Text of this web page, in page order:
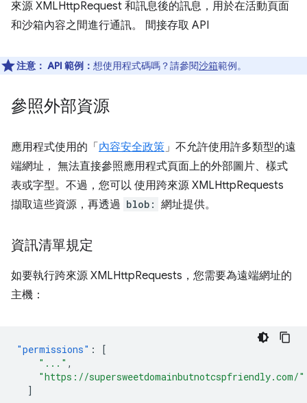
來源 XMLHttpRequest 和訊息後的訊息，用於在活動頁面
和沙箱內容之間進行通訊。 間接存取 API
注意： API 範例： 想使用程式碼嗎？請參閱沙箱範例。
參照外部資源
應用程式使用的「 內容安全政策」不允許使用許多類型的遠
端網址， 無法直接參照應用程式頁面上的外部圖片、樣式
表或字型。不過，您可以 使用跨來源 XMLHttpRequests
擷取這些資源，再透過 blob: 網址提供。
資訊清單規定
如要執行跨來源 XMLHttpRequests，您需要為遠端網址的
主機：
"permissions" :
[
"..." ,
"https://supersweetdomainbutnotcspfriendly.com/"
]